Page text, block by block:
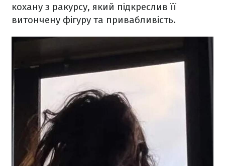
кохану з ракурсу, який підкреслив її
витончену фігуру та привабливість.